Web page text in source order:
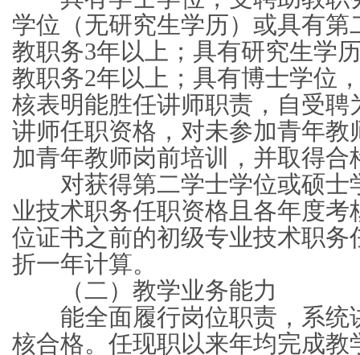
学位（无研究生学历）或具有第
教职务3年以上；具有研究生学
教职务2年以上；具有博士学位
核表明能胜任讲师职责，自受聘
讲师任职资格，对未参加青年教
加青年教师岗前培训，并取得合
对获得第二学士学位或硕士
业技术职务任职资格且各年度考
位证书之前的初级专业技术职务
折一年计算。
（二）教学业务能力
能全面履行岗位职责，系统
核合格。任现职以来年均完成教